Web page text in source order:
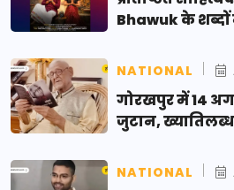
Bhawuk के
NATIONAL
गोरखपुर में 14
जुटान,
NATIONAL